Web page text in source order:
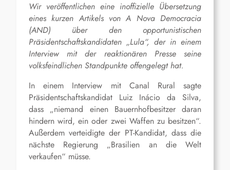
Wir veröffentlichen eine inoffizielle Übersetzung
eines kurzen Artikels von A Nova Democracia
(AND) über den opportunistischen
Präsidentschaftskandidaten „Lula“, der in einem
Interview mit der reaktionären Presse seine
volksfeindlichen Standpunkte offengelegt hat.
In einem Interview mit Canal Rural sagte
Präsidentschaftskandidat Luiz Inácio da Silva,
dass „niemand einen Bauernhofbesitzer daran
hindern wird, ein oder zwei Waffen zu besitzen“.
Außerdem verteidigte der PT-Kandidat, dass die
nächste Regierung „Brasilien an die Welt
verkaufen“ müsse.